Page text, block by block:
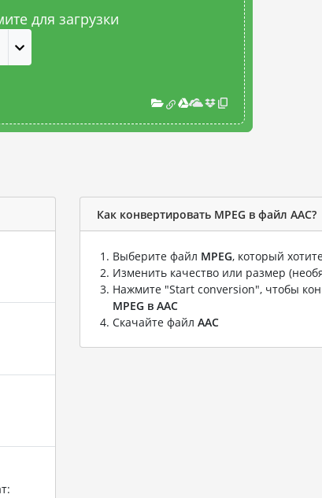
для загрузки
Как конвертировать MPEG в файл AAC?
Выберите файл MPEG, который
Изменить качество или размер
Нажмите "Start conversion", чтобы
MPEG в AAC
Скачайте файл AAC